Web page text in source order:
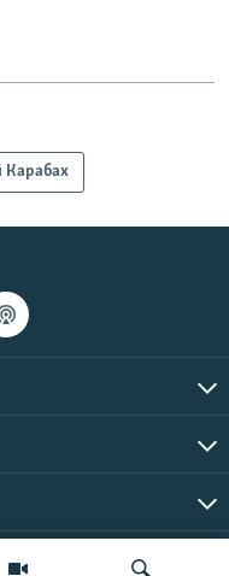
Карабах
Inc. Все права защищены.